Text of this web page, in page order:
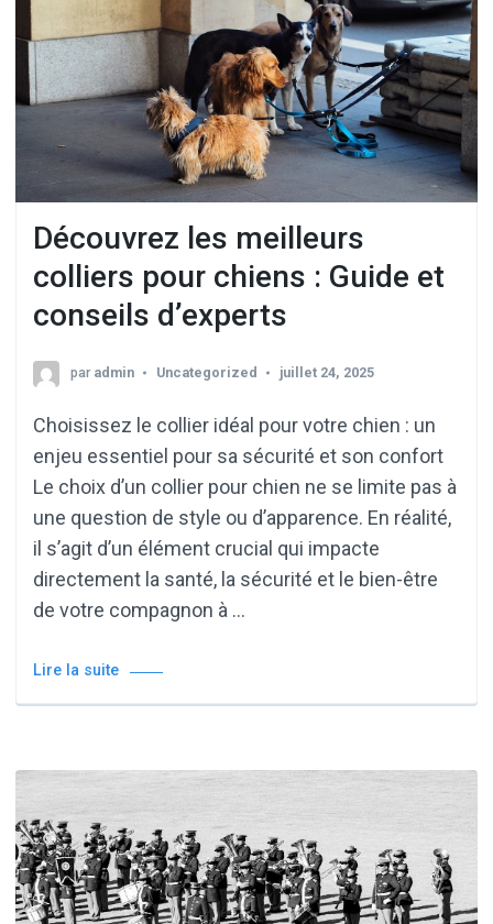
Découvrez les meilleurs
colliers pour chiens : Guide et
conseils d’experts
par admin Uncategorized juillet 24, 2025
Choisissez le collier idéal pour votre chien : un
enjeu essentiel pour sa sécurité et son confort
Le choix d’un collier pour chien ne se limite pas à
une question de style ou d’apparence. En réalité,
il s’agit d’un élément crucial qui impacte
directement la santé, la sécurité et le bien-être
de votre compagnon à …
Lire la suite